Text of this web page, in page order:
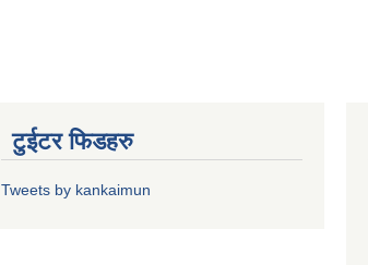
टुईटर फिडहरु
Tweets by kankaimun